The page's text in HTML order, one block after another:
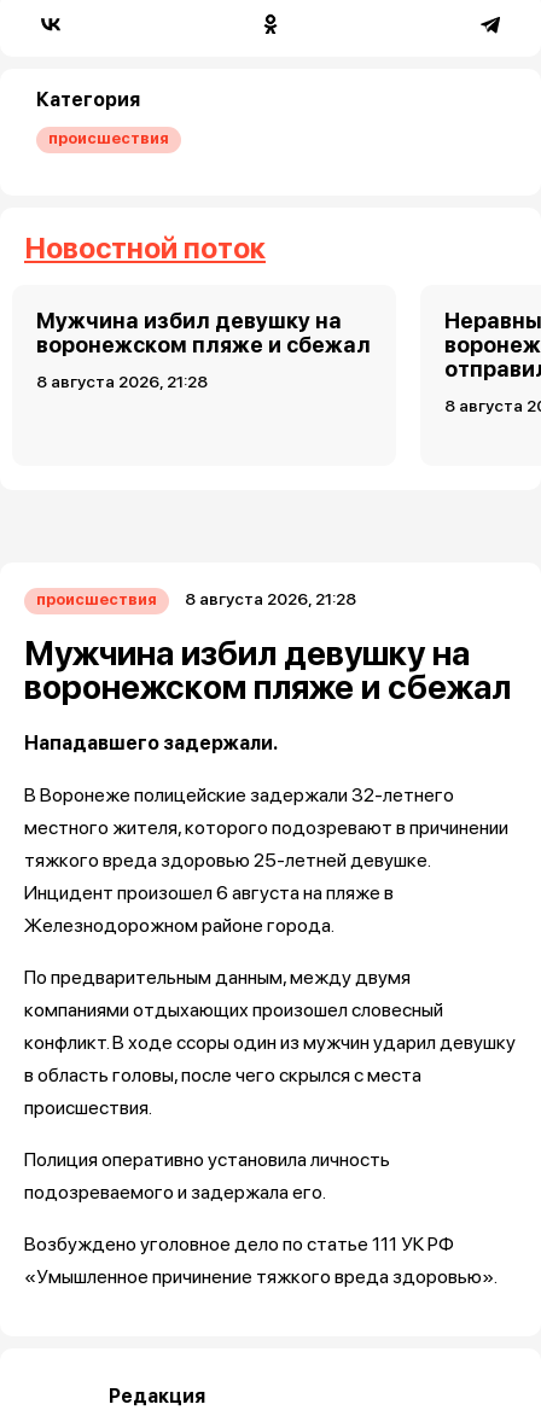
Категория
происшествия
Новостной поток
Мужчина избил девушку на
воронежском пляже и сбежал
8 августа 2026, 21:28
8 августа
происшествия 8 августа 2026, 21:28
Мужчина избил девушку на
воронежском пляже и сбежал
Нападавшего задержали.
В Воронеже полицейские задержали 32-летнего
местного жителя, которого подозревают в причинении
тяжкого вреда здоровью 25-летней девушке.
Инцидент произошел 6 августа на пляже в
Железнодорожном районе города.
По предварительным данным, между двумя
компаниями отдыхающих произошел словесный
конфликт. В ходе ссоры один из мужчин ударил девушку
в область головы, после чего скрылся с места
происшествия.
Полиция оперативно установила личность
подозреваемого и задержала его.
Возбуждено уголовное дело по статье 111 УК РФ
«Умышленное причинение тяжкого вреда здоровью».
Редакция